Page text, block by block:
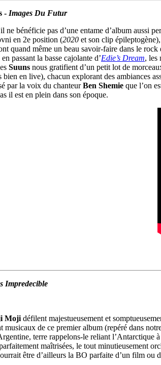
- Images Du Futur
ne bénéficie pas d’une entame d’album aussi
en 2e position (2020 et son clip
quand même un beau savoir-faire dans le
passant la basse cajolante d’Edie’s Dream, les
Suuns nous gratifient d’un petit lot de
bien en live), chacun explorant des ambiances
par la voix du chanteurBen Shemie que l’on
il est en plein dans son époque.
Impredecible
Moji défilent majestueusement et
musicaux de ce premier album (repéré dans
terre rappelons-le reliant
maîtrisées, le tout minutieusement
être d’ailleurs la BO parfaite d’un film ou